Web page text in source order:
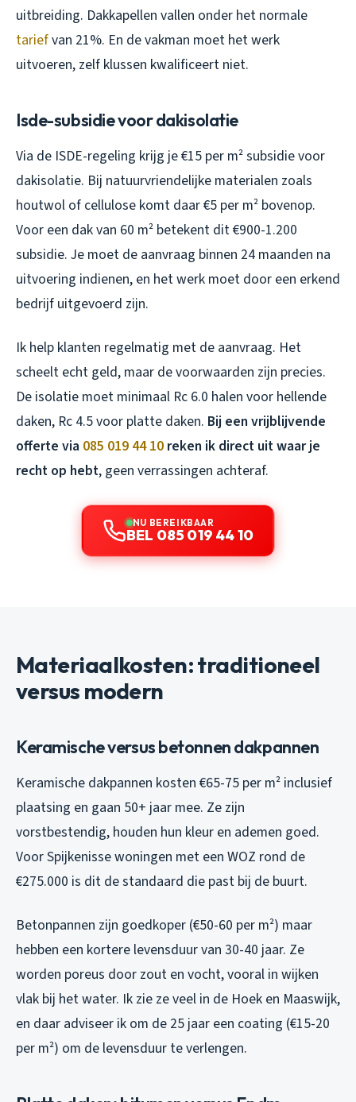
uitbreiding. Dakkapellen vallen onder het normale
tariefvan 21%. En de vakman moet het werk
uitvoeren, zelf klussen kwalificeert niet.
Isde-subsidie voor dakisolatie
Via de ISDE-regeling krijg je €15 per m² subsidie voor
dakisolatie. Bij natuurvriendelijke materialen zoals
houtwol of cellulose komt daar €5 per m² bovenop.
Voor een dak van 60 m² betekent dit €900-1.200
subsidie. Je moet de aanvraag binnen 24 maanden na
uitvoering indienen, en het werk moet door een erkend
bedrijf uitgevoerd zijn.
Ik help klanten regelmatig met de aanvraag. Het
scheelt echt geld, maar de voorwaarden zijn precies.
De isolatie moet minimaal Rc 6.0 halen voor hellende
daken, Rc 4.5 voor platte daken. Bij een vrijblijvende
offerte via 085 019 44 10 reken ik direct uit waar je
recht op hebt, geen verrassingen achteraf.
NU BEREIKBAAR
BEL 085 019 44 10
Materiaalkosten: traditioneel
versus modern
Keramische versus betonnen dakpannen
Keramische dakpannen kosten €65-75 per m² inclusief
plaatsing en gaan 50+ jaar mee. Ze zijn
vorstbestendig, houden hun kleur en ademen goed.
Voor Spijkenisse woningen met een WOZ rond de
€275.000 is dit de standaard die past bij de buurt.
Betonpannen zijn goedkoper (€50-60 per m²) maar
hebben een kortere levensduur van 30-40 jaar. Ze
worden poreus door zout en vocht, vooral in wijken
vlak bij het water. Ik zie ze veel in de Hoek en Maaswijk,
en daar adviseer ik om de 25 jaar een coating (€15-20
per m²) om de levensduur te verlengen.